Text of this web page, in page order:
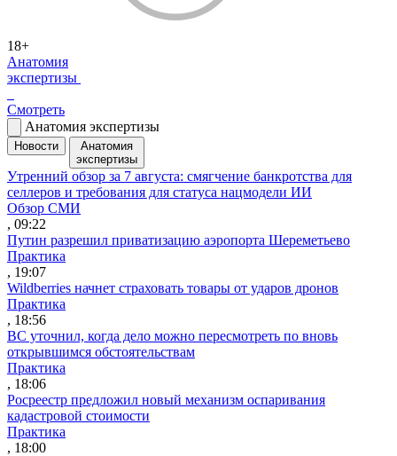
18+
Анатомия
экспертизы
Смотреть
Анатомия экспертизы
Новости
Анатомия
экспертизы
Утренний обзор за 7 августа: смягчение банкротства для
селлеров и требования для статуса нацмодели ИИ
Обзор СМИ
, 09:22
Путин разрешил приватизацию аэропорта Шереметьево
Практика
, 19:07
Wildberries начнет страховать товары от ударов дронов
Практика
, 18:56
ВС уточнил, когда дело можно пересмотреть по вновь
открывшимся обстоятельствам
Практика
, 18:06
Росреестр предложил новый механизм оспаривания
кадастровой стоимости
Практика
, 18:00